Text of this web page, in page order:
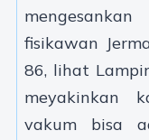
fisikawan
86, lihat
meyakinkan
vakum bisa